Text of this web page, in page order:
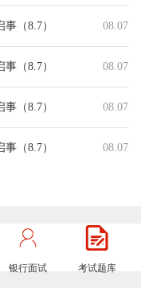
（8.7） 08.07
（8.7） 08.07
（8.7） 08.07
（8.7） 08.07
（8.7）
（8.7） 08.07
（8.7） 08.07
银行面试 考试题库